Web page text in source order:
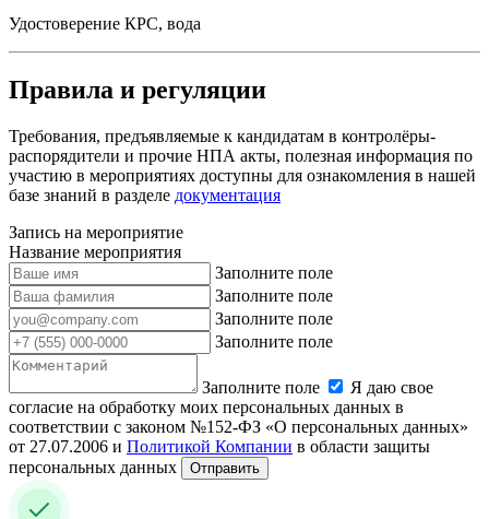
Удостоверение КРС, вода
Правила и регуляции
Требования, предъявляемые к кандидатам в контролёры-
распорядители и прочие НПА акты, полезная информация по
участию в мероприятиях доступны для ознакомления в нашей
базе знаний в разделе документация
Запись на мероприятие
Название мероприятия
Заполните поле
Заполните поле
Заполните поле
Заполните поле
Заполните поле
Я даю свое
согласие на обработку моих персональных данных в
соответствии с законом №152-ФЗ «О персональных данных»
от 27.07.2006 и Политикой Компании в области защиты
персональных данных
Отправить